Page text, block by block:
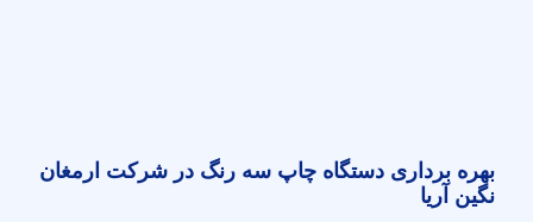
بهره برداری دستگاه چاپ سه رنگ در شرکت ارمغان
نگین آریا